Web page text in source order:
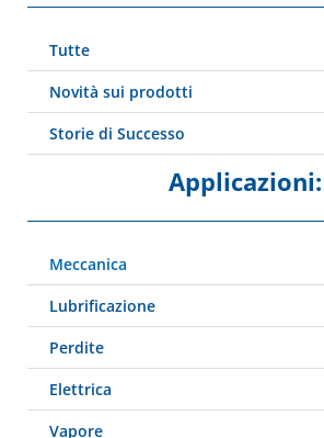
Tutte
Novità sui prodotti
Storie di Successo
Applicazioni:
Meccanica
Lubrificazione
Perdite
Elettrica
Vapore